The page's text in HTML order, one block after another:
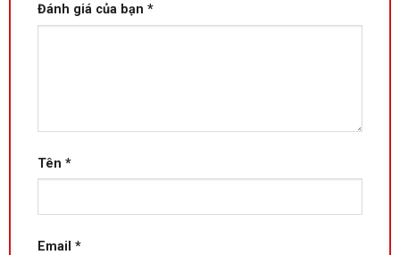
Đánh giá của bạn *
Tên *
Email *